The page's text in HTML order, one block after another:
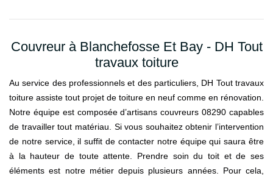
Couvreur à Blanchefosse Et Bay - DH Tout
travaux toiture
Au service des professionnels et des particuliers, DH Tout travaux
toiture assiste tout projet de toiture en neuf comme en rénovation.
Notre équipe est composée d’artisans couvreurs 08290 capables
de travailler tout matériau. Si vous souhaitez obtenir l’intervention
de notre service, il suffit de contacter notre équipe qui saura être
à la hauteur de toute attente. Prendre soin du toit et de ses
éléments est notre métier depuis plusieurs années. Pour cela,